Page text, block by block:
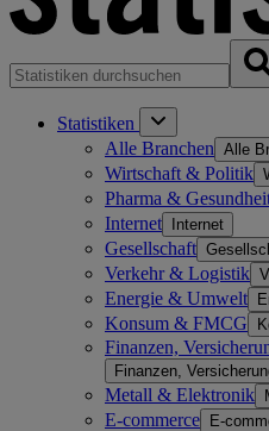
Statistiken
Alle Branchen Alle
Wirtschaft & Politik
Pharma &
Internet Internet
Gesellschaft
Verkehr & Logistik
Energie & Umwelt
Konsum & FMCG
Finanzen,
Finanzen,
Metall & Elektronik
E-commerce E-